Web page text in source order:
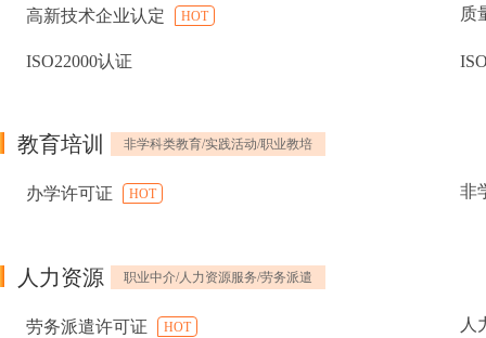
高新技术企业认定 HOT 质
ISO22000认证
教育培训 非学科类教育/实践活动/职业教培
办学许可证 HOT 非
人力资源 职业中介/人力资源服务/劳务派遣
劳务派遣许可证 HOT 人